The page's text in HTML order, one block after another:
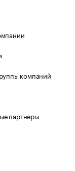
компаний
партнеры